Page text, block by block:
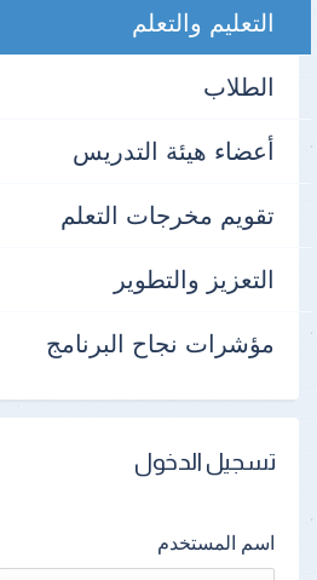
التعليم والتعلم
الطلاب
أعضاء هيئة التدريس
تقويم مخرجات التعلم
التعزيز والتطوير
مؤشرات نجاح البرنامج
تسجيل الدخول
اسم المستخدم